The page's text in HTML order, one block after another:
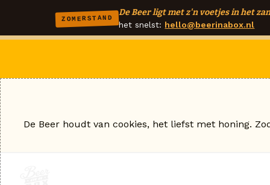
ZOMERSTAND
De Beer ligt met z'n voetjes in het
het snelst: hello@beerinabox.nl
De Beer houdt van cookies, het liefst met honing.